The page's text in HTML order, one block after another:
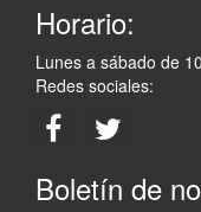
Horario:
Lunes a sábado de
Redes sociales:
Boletín de